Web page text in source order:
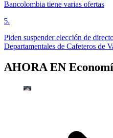
Bancolombia tiene varias ofertas
5.
Piden suspender elección de
Departamentales de Cafeteros de
AHORA EN